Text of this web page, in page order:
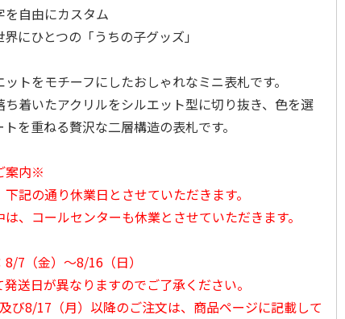
自由にカスタム
にひとつの「うちの子グッズ」
トをモチーフにしたおしゃれなミニ表札です。
ち着いたアクリルをシルエット型に切り抜き、色を選
を重ねる贅沢な二層構造の表札です。
案内※
記の通り休業日とさせていただきます。
、コールセンターも休業とさせていただきます。
8/7（金）～8/16（日）
送日が異なりますのでご了承ください。
び8/17（月）以降のご注文は、商品ページに記載して